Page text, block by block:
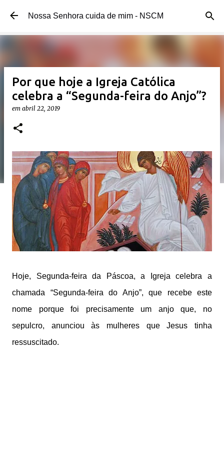
Pular para o conteúdo principal
Nossa Senhora cuida de mim - NSCM
Por que hoje a Igreja Católica
celebra a “Segunda-feira do Anjo”?
em abril 22, 2019
Hoje, Segunda-feira da Páscoa, a Igreja celebra a
chamada “Segunda-feira do Anjo”, que recebe este
nome porque foi precisamente um anjo que, no
sepulcro, anunciou às mulheres que Jesus tinha
ressuscitado.